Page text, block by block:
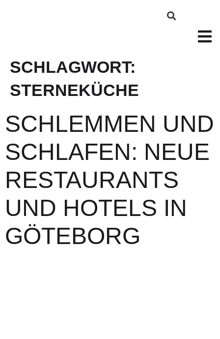
SCHLAGWORT:
STERNEKÜCHE
SCHLEMMEN UND
SCHLAFEN: NEUE
RESTAURANTS
UND HOTELS IN
GÖTEBORG